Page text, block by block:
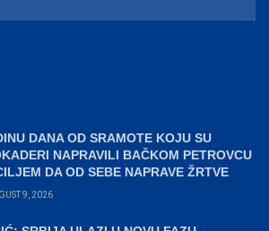
DANA OD SRAMOTE KOJU SU
NAPRAVILI BAČKOM PETROVCU
DA OD SEBE NAPRAVE ŽRTVE
9, 2026